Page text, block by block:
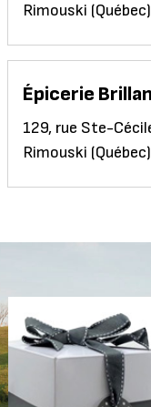
Rimouski
Épicerie
129, rue Ste-
Rimouski